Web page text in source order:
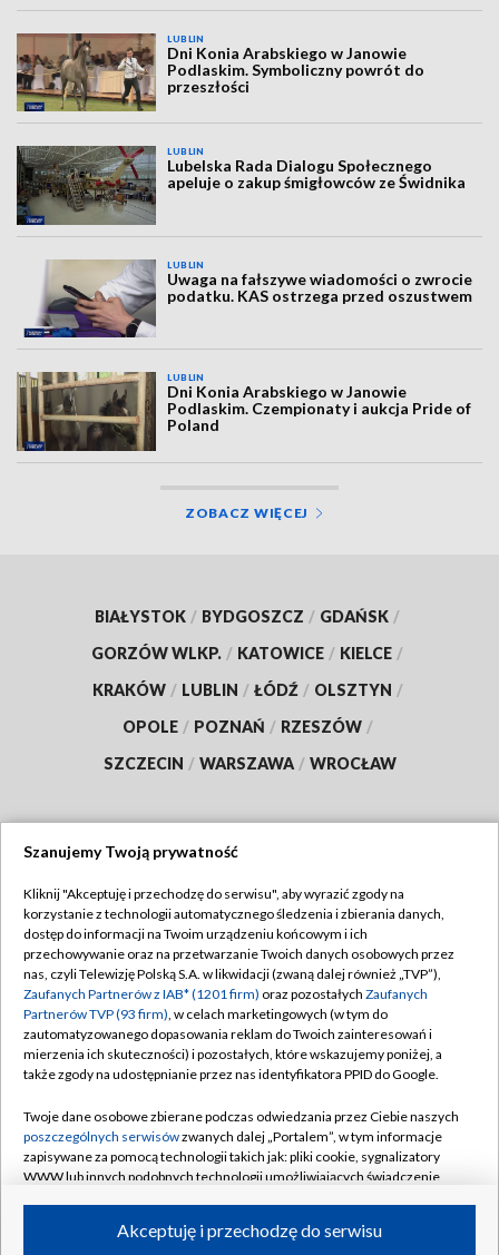
LUBLIN
Dni Konia Arabskiego w Janowie
Podlaskim. Symboliczny powrót do
przeszłości
LUBLIN
Lubelska Rada Dialogu Społecznego
apeluje o zakup śmigłowców ze Świdnika
LUBLIN
Uwaga na fałszywe wiadomości o zwrocie
podatku. KAS ostrzega przed oszustwem
LUBLIN
Dni Konia Arabskiego w Janowie
Podlaskim. Czempionaty i aukcja Pride of
Poland
ZOBACZ WIĘCEJ
BIAŁYSTOK / BYDGOSZCZ / GDAŃSK /
GORZÓW WLKP. / KATOWICE / KIELCE /
KRAKÓW / LUBLIN / ŁÓDŹ / OLSZTYN /
OPOLE / POZNAŃ / RZESZÓW /
SZCZECIN / WARSZAWA / WROCŁAW
TVP
Abonament TVP
Emisja w TVP
Centrum informacji TVP
Naziemna Telewizja Cyfrowa
Rada Programowa
System NOS
Informacje o nadawcy
Program dla prasy
Regulamin TVP
Polityka prywatności
Moje zgody
Pomoc
Kontakt
Kanały
Szanujemy Twoją prywatność
Kliknij "Akceptuję i przechodzę do serwisu", aby wyrazić zgody na
korzystanie z technologii automatycznego śledzenia i zbierania danych,
dostęp do informacji na Twoim urządzeniu końcowym i ich
przechowywanie oraz na przetwarzanie Twoich danych osobowych przez
nas, czyli Telewizję Polską S.A. w likwidacji (zwaną dalej również „TVP”),
Zaufanych Partnerów z IAB* (1201 firm) oraz pozostałych Zaufanych
Partnerów TVP (93 firm), w celach marketingowych (w tym do
zautomatyzowanego dopasowania reklam do Twoich zainteresowań i
mierzenia ich skuteczności) i pozostałych, które wskazujemy poniżej, a
także zgody na udostępnianie przez nas identyfikatora PPID do Google.
Twoje dane osobowe zbierane podczas odwiedzania przez Ciebie naszych
poszczególnych serwisówzwanych dalej „Portalem”, w tym informacje
zapisywane za pomocą technologii takich jak: pliki cookie, sygnalizatory
WWW lub innych podobnych technologii umożliwiających świadczenie
ruchu w Internecie.Akceptuję i przechodzę do serwisu